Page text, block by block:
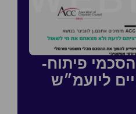
הסכמי פיתוח-
ליועמ״ש